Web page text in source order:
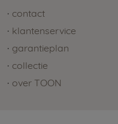
contact
klantenservice
garantieplan
collectie
over TOON